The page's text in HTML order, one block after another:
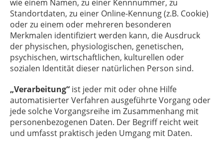
wie einem Namen, zu einer Kennnummer, zu
Standortdaten, zu einer Online-Kennung (z.B. Cookie)
oder zu einem oder mehreren besonderen
Merkmalen identifiziert werden kann, die Ausdruck
der physischen, physiologischen, genetischen,
psychischen, wirtschaftlichen, kulturellen oder
sozialen Identität dieser natürlichen Person sind.
„Verarbeitung“ ist jeder mit oder ohne Hilfe
automatisierter Verfahren ausgeführte Vorgang oder
jede solche Vorgangsreihe im Zusammenhang mit
personenbezogenen Daten. Der Begriff reicht weit
und umfasst praktisch jeden Umgang mit Daten.